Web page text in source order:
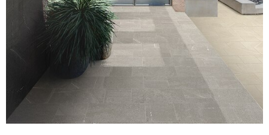
ロートアイアン 天然石・石材
メンテナンス・施工材
お役立ち情報 住まいのスタイリング
アイデア
ミラタップ
チャンネル
オンライン相談
タ
ル